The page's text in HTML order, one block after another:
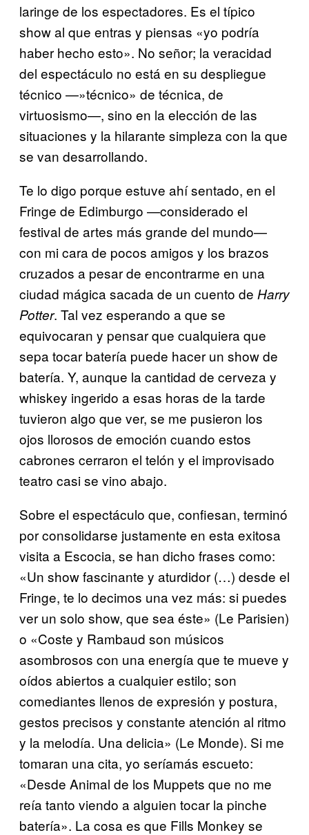
laringe de los espectadores. Es el típico
show al que entras y piensas «yo podría
haber hecho esto». No señor; la veracidad
del espectáculo no está en su despliegue
técnico —»técnico» de técnica, de
virtuosismo—, sino en la elección de las
situaciones y la hilarante simpleza con la que
se van desarrollando.
Te lo digo porque estuve ahí sentado, en el
Fringe de Edimburgo —considerado el
festival de artes más grande del mundo—
con mi cara de pocos amigos y los brazos
cruzados a pesar de encontrarme en una
ciudad mágica sacada de un cuento de Harry
Potter. Tal vez esperando a que se
equivocaran y pensar que cualquiera que
sepa tocar batería puede hacer un show de
batería. Y, aunque la cantidad de cerveza y
whiskey ingerido a esas horas de la tarde
tuvieron algo que ver, se me pusieron los
ojos llorosos de emoción cuando estos
cabrones cerraron el telón y el improvisado
teatro casi se vino abajo.
Sobre el espectáculo que, confiesan, terminó
por consolidarse justamente en esta exitosa
visita a Escocia, se han dicho frases como:
«Un show fascinante y aturdidor (…) desde el
Fringe, te lo decimos una vez más: si puedes
ver un solo show, que sea éste» (Le Parisien)
o «Coste y Rambaud son músicos
asombrosos con una energía que te mueve y
oídos abiertos a cualquier estilo; son
comediantes llenos de expresión y postura,
gestos precisos y constante atención al ritmo
y la melodía. Una delicia» (Le Monde). Si me
tomaran una cita, yo seríamás escueto:
«Desde Animal de los Muppets que no me
reía tanto viendo a alguien tocar la pinche
batería». La cosa es que Fills Monkey se